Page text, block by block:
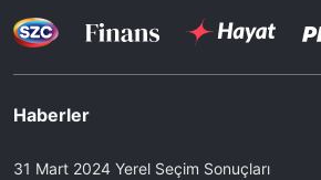
Haberler
31 Mart 2024 Yerel Seçim Sonuçları